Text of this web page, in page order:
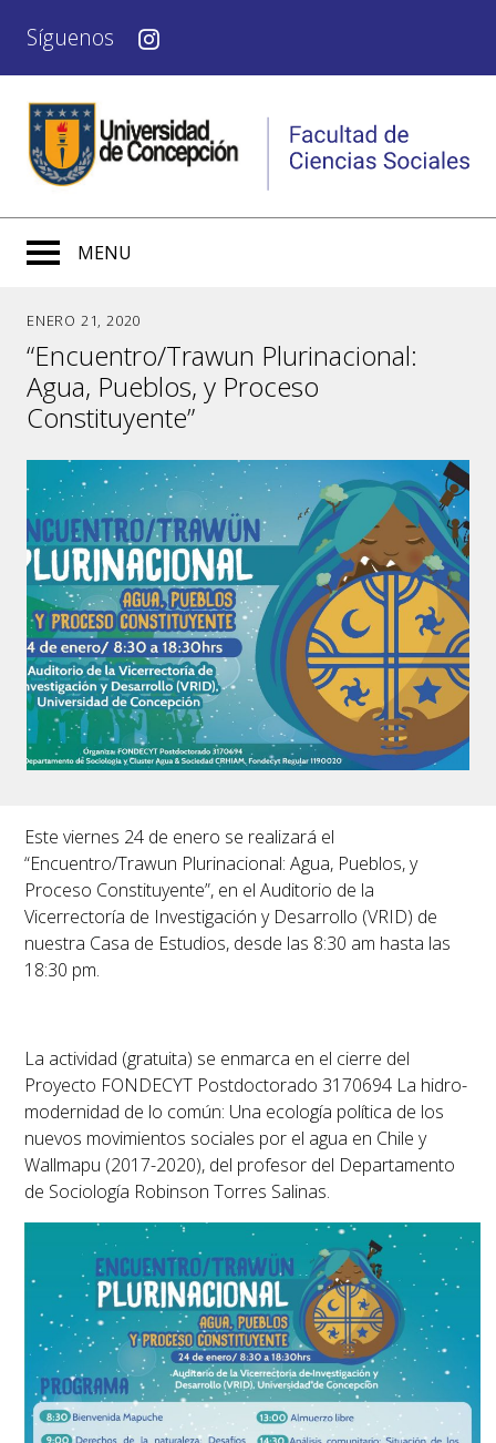
Síguenos
MENU
ENERO 21, 2020
“Encuentro/Trawun Plurinacional:
Agua, Pueblos, y Proceso
Constituyente”
Este viernes 24 de enero se realizará el
“Encuentro/Trawun Plurinacional: Agua, Pueblos, y
Proceso Constituyente”, en el Auditorio de la
Vicerrectoría de Investigación y Desarrollo (VRID) de
nuestra Casa de Estudios, desde las 8:30 am hasta las
18:30 pm.
La actividad (gratuita) se enmarca en el cierre del
Proyecto FONDECYT Postdoctorado 3170694 La hidro-
modernidad de lo común: Una ecología política de los
nuevos movimientos sociales por el agua en Chile y
Wallmapu (2017-2020), del profesor del Departamento
de Sociología Robinson Torres Salinas.